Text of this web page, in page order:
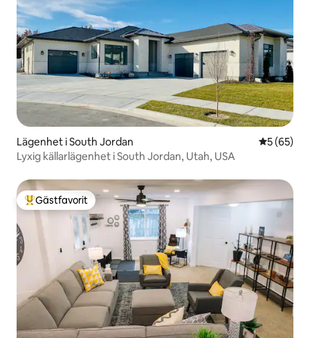
Lägenhet i South Jordan 5 av 5 i
5 (65)
Lyxig källarlägenhet i South Jordan, Utah, USA
Populär gästfavorit
Gästfavorit